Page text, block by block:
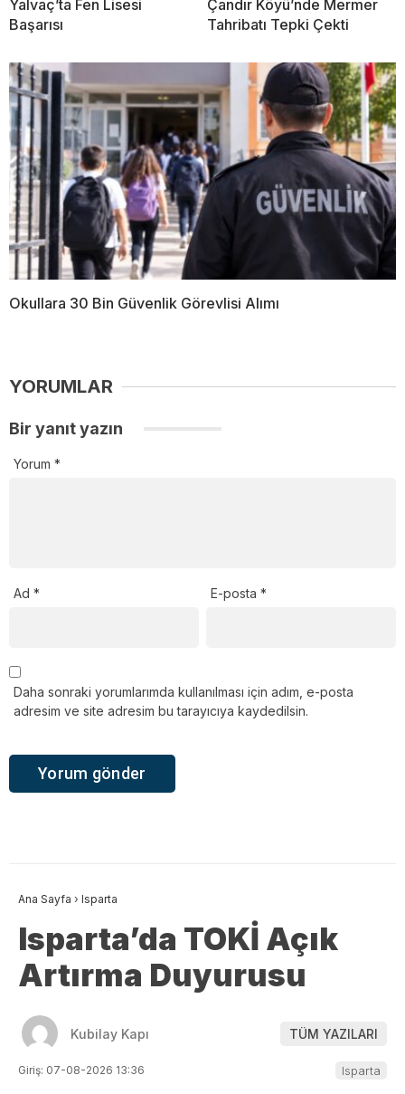
Yalvaç’ta Fen Lisesi
Başarısı
Çandır Köyü’nde Mermer
Tahribatı Tepki Çekti
Okullara 30 Bin Güvenlik Görevlisi Alımı
YORUMLAR
Bir yanıt yazın
Yorum *
Ad * E-posta*
Daha sonraki yorumlarımda kullanılması için adım, e-posta
adresim ve site adresim bu tarayıcıya kaydedilsin.
Ana Sayfa › Isparta
Isparta’da TOKİ Açık
Artırma Duyurusu
Kubilay Kapı TÜM YAZILARI
Giriş: 07-08-2026 13:36 Isparta